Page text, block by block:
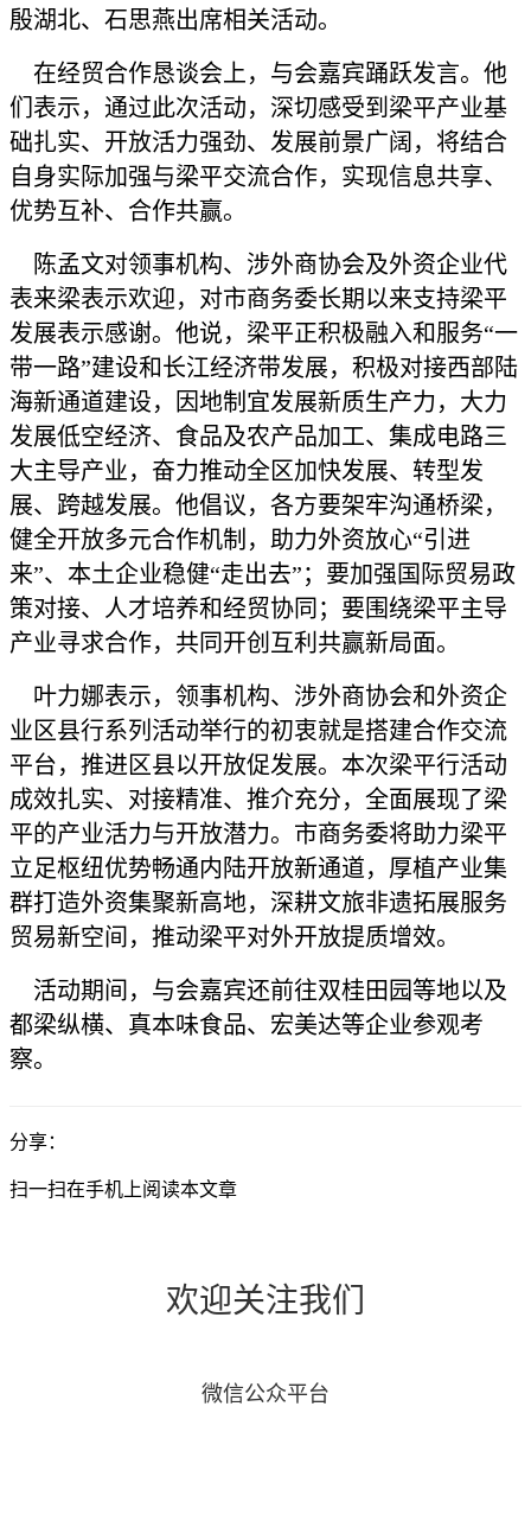
殷湖北、石思燕出席相关活动。
在经贸合作恳谈会上，与会嘉宾踊跃发言。他
们表示，通过此次活动，深切感受到梁平产业基
础扎实、开放活力强劲、发展前景广阔，将结合
自身实际加强与梁平交流合作，实现信息共享、
优势互补、合作共赢。
陈孟文对领事机构、涉外商协会及外资企业代
表来梁表示欢迎，对市商务委长期以来支持梁平
发展表示感谢。他说，梁平正积极融入和服务“一
带一路”建设和长江经济带发展，积极对接西部陆
海新通道建设，因地制宜发展新质生产力，大力
发展低空经济、食品及农产品加工、集成电路三
大主导产业，奋力推动全区加快发展、转型发
展、跨越发展。他倡议，各方要架牢沟通桥梁，
健全开放多元合作机制，助力外资放心“引进
来”、本土企业稳健“走出去”；要加强国际贸易政
策对接、人才培养和经贸协同；要围绕梁平主导
产业寻求合作，共同开创互利共赢新局面。
叶力娜表示，领事机构、涉外商协会和外资企
业区县行系列活动举行的初衷就是搭建合作交流
平台，推进区县以开放促发展。本次梁平行活动
成效扎实、对接精准、推介充分，全面展现了梁
平的产业活力与开放潜力。市商务委将助力梁平
立足枢纽优势畅通内陆开放新通道，厚植产业集
群打造外资集聚新高地，深耕文旅非遗拓展服务
贸易新空间，推动梁平对外开放提质增效。
活动期间，与会嘉宾还前往双桂田园等地以及
都梁纵横、真本味食品、宏美达等企业参观考
察。
分享：
扫一扫在手机上阅读本文章
欢迎关注我们
微信公众平台